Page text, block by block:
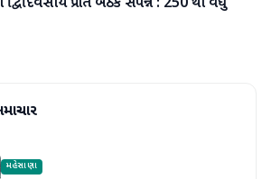
દ્વિદિવસીય પ્રાંત બેઠક સંપન્ન : 250 થી વધુ
મહેસાણા